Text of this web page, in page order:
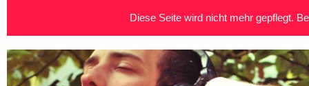
Diese Seite wird nicht mehr gepflegt.